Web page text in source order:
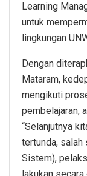
Learning
untuk
lingkungan
Dengan
Mataram,
mengikuti
pembelajaran,
“Selanjutnya
tertunda, salah
Sistem),